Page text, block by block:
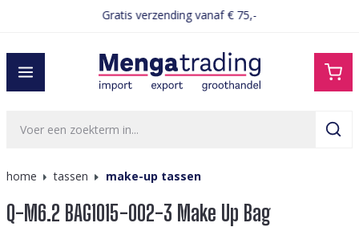
Gratis verzending vanaf € 75,-
home tassen make-up tassen
Q-M6.2 BAG1015-002-3 Make Up Bag